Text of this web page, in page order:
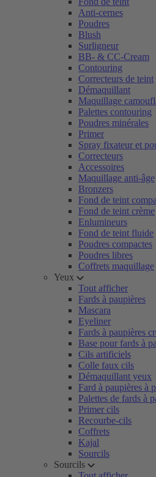
Anti-cernes
Poudres
Blush
Surligneur
BB- & CC-Cream
Contouring
Correcteurs de teint
Démaquillant
Maquillage
Palettes contouring
Poudres minérales
Primer
Spray fixateur et
Correcteurs
Accessoires
Maquillage anti-âge
Bronzers
Fond de teint
Fond de teint crème
Enlumineurs
Fond de teint fluide
Poudres compactes
Poudres libres
Coffrets maquillage
Yeux
Tout afficher
Fards à paupières
Mascara
Eyeliner
Fards à paupières
Base pour fards à
Cils artificiels
Colle faux cils
Démaquillant yeux
Fard à paupières à
Palettes de fards à
Primer cils
Recourbe-cils
Coffrets
Kajal
Sourcils
Sourcils